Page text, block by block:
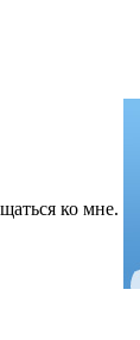
ко мне.